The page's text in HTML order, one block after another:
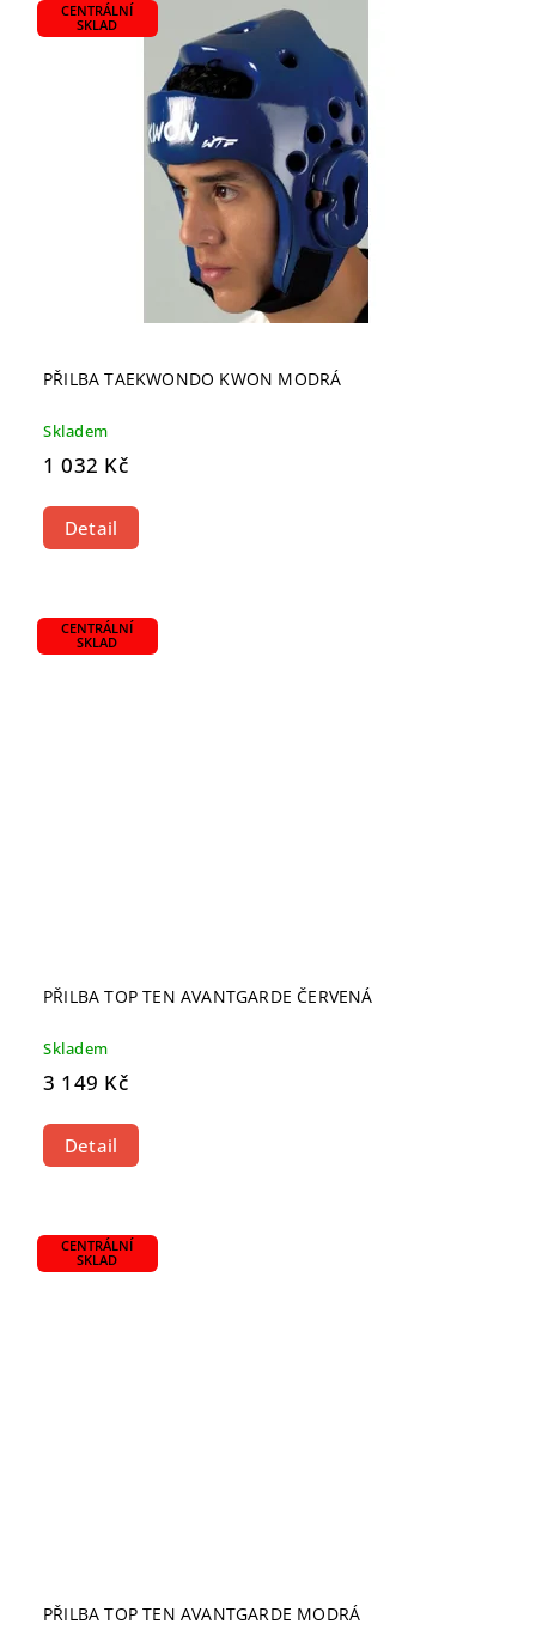
CENTRÁLNÍ
SKLAD
PŘILBA TAEKWONDO KWON MODRÁ
Skladem
1 032 Kč
Detail
CENTRÁLNÍ
SKLAD
PŘILBA TOP TEN AVANTGARDE ČERVENÁ
Skladem
3 149 Kč
Detail
CENTRÁLNÍ
SKLAD
PŘILBA TOP TEN AVANTGARDE MODRÁ